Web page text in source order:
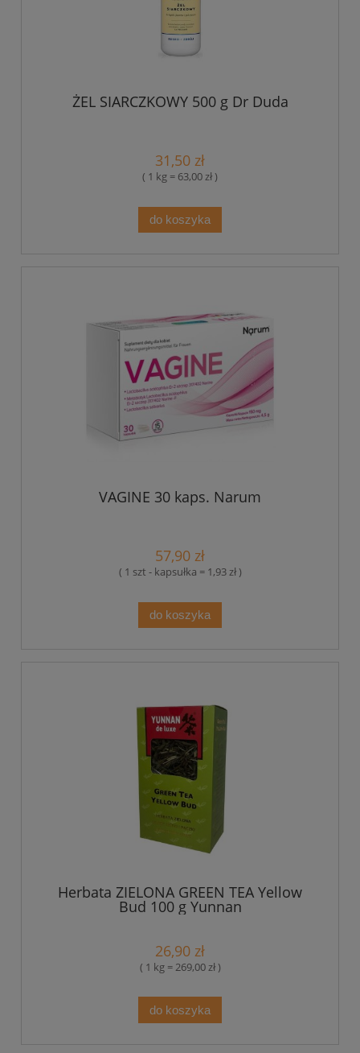
ŻEL SIARCZKOWY 500 g Dr Duda
31,50 zł
( 1 kg = 63,00 zł )
do koszyka
VAGINE 30 kaps. Narum
57,90 zł
( 1 szt - kapsułka = 1,93 zł )
do koszyka
Herbata ZIELONA GREEN TEA Yellow
Bud 100 g Yunnan
26,90 zł
( 1 kg = 269,00 zł )
do koszyka